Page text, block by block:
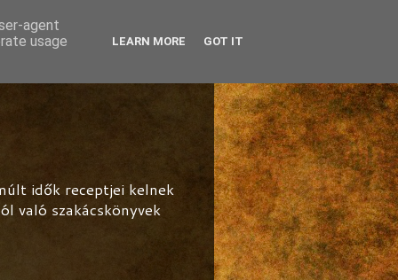
idők receptjei kelnek
való szakácskönyvek
agent
usage
LEARN MORE GOT IT